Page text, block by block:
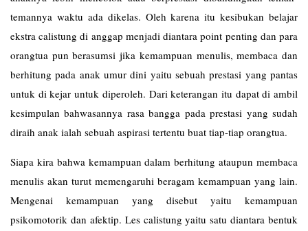
temannya waktu ada dikelas. Oleh karena itu kesibukan belajar
ekstra calistung di anggap menjadi diantara point penting dan para
orangtua pun berasumsi jika kemampuan menulis, membaca dan
berhitung pada anak umur dini yaitu sebuah prestasi yang pantas
untuk di kejar untuk diperoleh. Dari keterangan itu dapat di ambil
kesimpulan bahwasannya rasa bangga pada prestasi yang sudah
diraih anak ialah sebuah aspirasi tertentu buat tiap-tiap orangtua.
Siapa kira bahwa kemampuan dalam berhitung ataupun membaca
menulis akan turut memengaruhi beragam kemampuan yang lain.
Mengenai kemampuan yang disebut yaitu kemampuan
psikomotorik dan afektip. Les calistung yaitu satu diantara bentuk